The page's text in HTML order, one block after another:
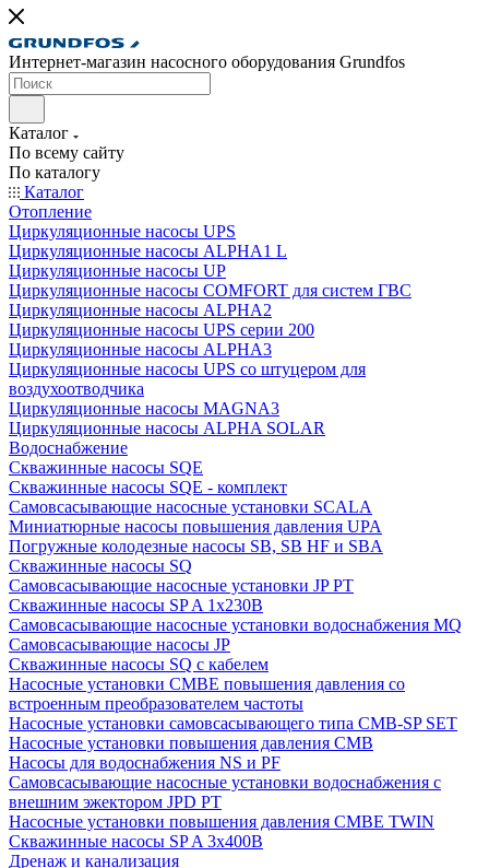
Интернет-магазин насосного оборудования Grundfos
Каталог
По всему сайту
По каталогу
Каталог
Отопление
Циркуляционные насосы UPS
Циркуляционные насосы ALPHA1 L
Циркуляционные насосы UP
Циркуляционные насосы COMFORT для систем ГВС
Циркуляционные насосы ALPHA2
Циркуляционные насосы UPS серии 200
Циркуляционные насосы ALPHA3
Циркуляционные насосы UPS со штуцером для
воздухоотводчика
Циркуляционные насосы MAGNA3
Циркуляционные насосы ALPHA SOLAR
Водоснабжение
Скважинные насосы SQE
Скважинные насосы SQE - комплект
Cамовсасывающие насосные установки SCALA
Миниатюрные насосы повышения давления UPA
Погружные колодезные насосы SB, SB HF и SBA
Скважинные насосы SQ
Самовсасывающие насосные установки JP PT
Скважинные насосы SP A 1x230В
Самовсасывающие насосные установки водоснабжения MQ
Самовсасывающие насосы JP
Скважинные насосы SQ с кабелем
Насосные установки CMBE повышения давления со
встроенным преобразователем частоты
Насосные установки самовсасывающего типа CMB-SP SET
Насосные установки повышения давления CMB
Насосы для водоснабжения NS и PF
Самовсасывающие насосные установки водоснабжения с
внешним эжектором JPD PT
Насосные установки повышения давления CMBE TWIN
Скважинные насосы SP A 3x400В
Дренаж и канализация